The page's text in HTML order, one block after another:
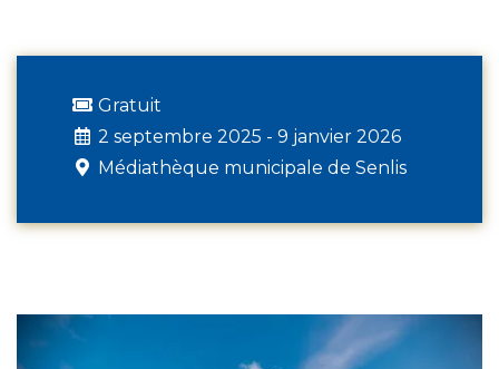
Gratuit
2 septembre 2025 - 9 janvier 2026
Médiathèque municipale de Senlis